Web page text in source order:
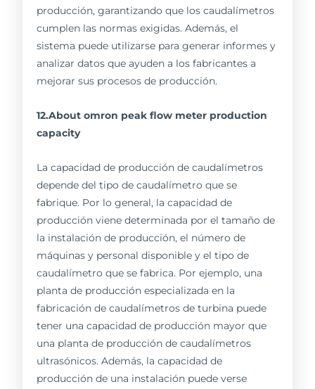
producción, garantizando que los caudalímetros
cumplen las normas exigidas. Además, el
sistema puede utilizarse para generar informes y
analizar datos que ayuden a los fabricantes a
mejorar sus procesos de producción.
12.About omron peak flow meter production
capacity
La capacidad de producción de caudalímetros
depende del tipo de caudalímetro que se
fabrique. Por lo general, la capacidad de
producción viene determinada por el tamaño de
la instalación de producción, el número de
máquinas y personal disponible y el tipo de
caudalímetro que se fabrica. Por ejemplo, una
planta de producción especializada en la
fabricación de caudalímetros de turbina puede
tener una capacidad de producción mayor que
una planta de producción de caudalímetros
ultrasónicos. Además, la capacidad de
producción de una instalación puede verse